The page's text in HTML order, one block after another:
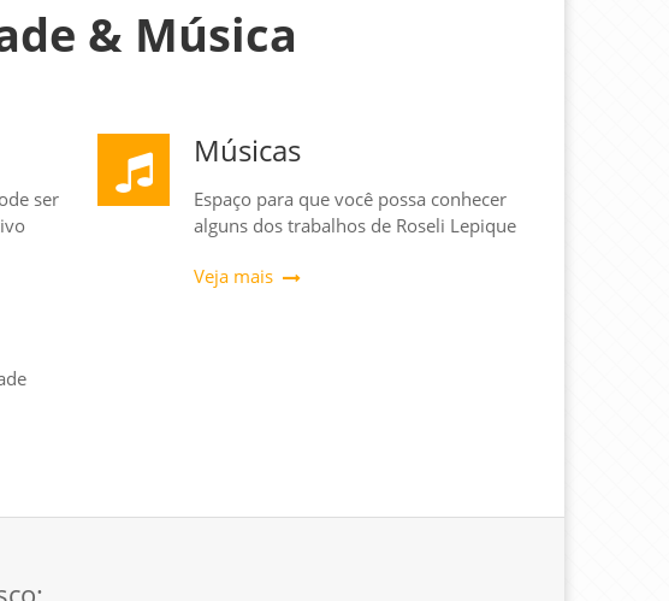
& Música
ser
Músicas
Espaço para que você possa conhecer
alguns dos trabalhos de Roseli Lepique
Veja mais